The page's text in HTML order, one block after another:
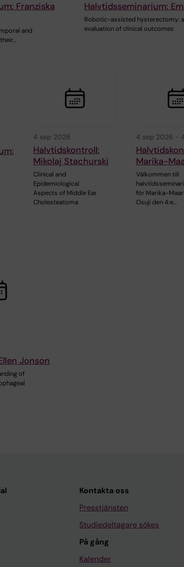
Franziska
and
Halvtidsseminarium:
Robotic-assisted hysterectomy:
evaluation of clinical outcomes
4 sep 2026
Halvtidskontroll:
Mikolaj Stachurski
Clinical and
Epidemiological
Aspects of Middle Ear
Cholesteatoma
4 sep 2026 -
Marika-
Välkommen till
för Marika-
Osuji den 4:e…
Jonson
of
Kontakta oss
Presstjänsten
Studiedeltagare sökes
På gång
Kalender